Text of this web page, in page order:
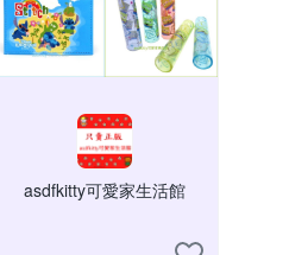
asdfkitty可愛家生活館